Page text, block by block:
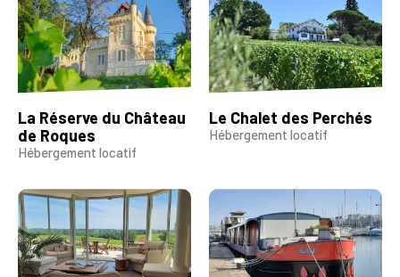
La Réserve du Château
de Roques
Hébergement locatif
Le Chalet des Perchés
Hébergement locatif